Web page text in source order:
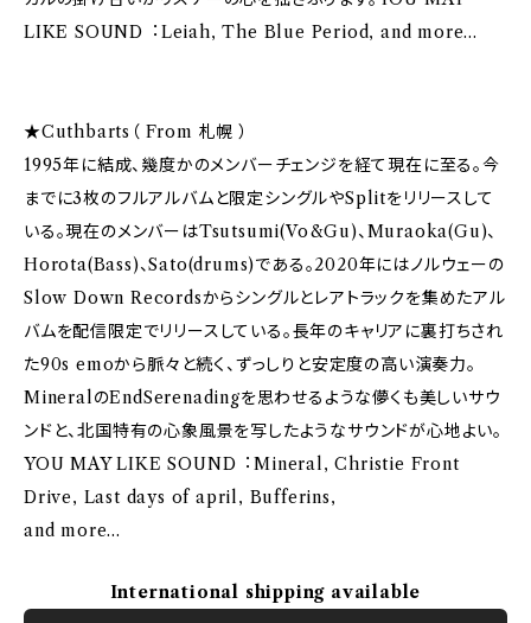
LIKE SOUND︓Leiah, The Blue Period, and more…
★Cuthbarts（ From 札幌 ）
1995年に結成、幾度かのメンバーチェンジを経て現在に⾄る。今
までに3枚のフルアルバムと限定シングルやSplitをリリースして
いる。現在のメンバーはTsutsumi(Vo&Gu)、Muraoka(Gu)、
Horota(Bass)、Sato(drums)である。2020年にはノルウェーの
Slow Down Recordsからシングルとレアトラックを集めたアル
バムを配信限定でリリースしている。⻑年のキャリアに裏打ちされ
た90s emoから脈々と続く、ずっしりと安定度の⾼い演奏⼒。
MineralのEndSerenadingを思わせるような儚くも美しいサウ
ンドと、北国特有の⼼象⾵景を写したようなサウンドが⼼地よい。
YOU MAY LIKE SOUND︓Mineral, Christie Front
Drive, Last days of april, Bufferins,
and more…
International shipping available